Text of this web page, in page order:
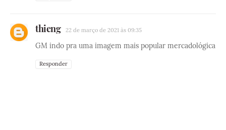
thieng 22 de março de 2021 às 09:35
GM indo pra uma imagem mais popular mercadológica
Responder